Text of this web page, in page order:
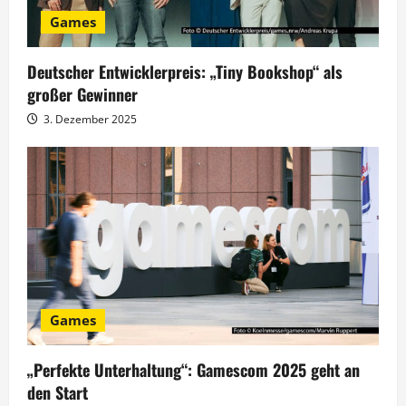
g
a
t
o
n
Games
Deutscher Entwicklerpreis: „Tiny Bookshop“ als
großer Gewinner
3. Dezember 2025
Games
„Perfekte Unterhaltung“: Gamescom 2025 geht an
den Start